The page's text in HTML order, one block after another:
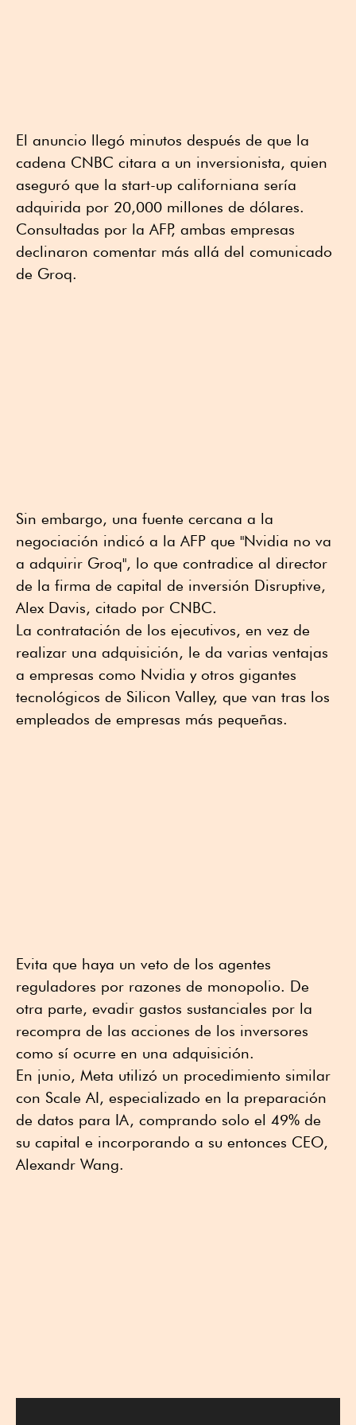
El anuncio llegó minutos después de que la
cadena CNBC citara a un inversionista, quien
aseguró que la start-up californiana sería
adquirida por 20,000 millones de dólares.
Consultadas por la AFP, ambas empresas
declinaron comentar más allá del comunicado
de Groq.
Sin embargo, una fuente cercana a la
negociación indicó a la AFP que "Nvidia no va
a adquirir Groq", lo que contradice al director
de la firma de capital de inversión Disruptive,
Alex Davis, citado por CNBC.
La contratación de los ejecutivos, en vez de
realizar una adquisición, le da varias ventajas
a empresas como Nvidia y otros gigantes
tecnológicos de Silicon Valley, que van tras los
empleados de empresas más pequeñas.
Evita que haya un veto de los agentes
reguladores por razones de monopolio. De
otra parte, evadir gastos sustanciales por la
recompra de las acciones de los inversores
como sí ocurre en una adquisición.
En junio, Meta utilizó un procedimiento similar
con Scale AI, especializado en la preparación
de datos para IA, comprando solo el 49% de
su capital e incorporando a su entonces CEO,
Alexandr Wang.